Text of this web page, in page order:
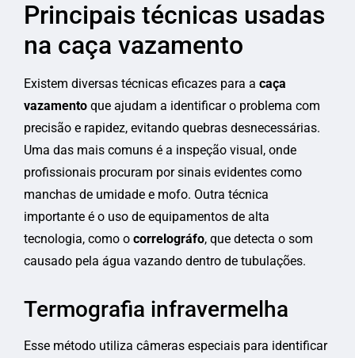
Principais técnicas usadas
na caça vazamento
Existem diversas técnicas eficazes para a caça
vazamento que ajudam a identificar o problema com
precisão e rapidez, evitando quebras desnecessárias.
Uma das mais comuns é a inspeção visual, onde
profissionais procuram por sinais evidentes como
manchas de umidade e mofo. Outra técnica
importante é o uso de equipamentos de alta
tecnologia, como o correlográfo, que detecta o som
causado pela água vazando dentro de tubulações.
Termografia infravermelha
Esse método utiliza câmeras especiais para identificar